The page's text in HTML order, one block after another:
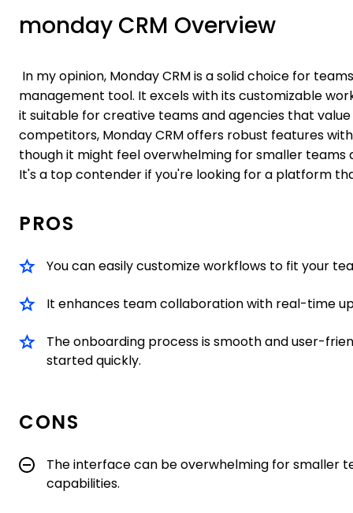
monday CRM Overview
In my opinion, Monday CRM is a solid choice for
management tool. It excels with its customizable
it suitable for creative teams and agencies that
competitors, Monday CRM offers robust features
though it might feel overwhelming for smaller teams
It's a top contender if you're looking for a platform
PROS
You can easily customize workflows to fit your
It enhances team collaboration with real-time
The onboarding process is smooth and user-
started quickly.
CONS
The interface can be overwhelming for smaller
capabilities.